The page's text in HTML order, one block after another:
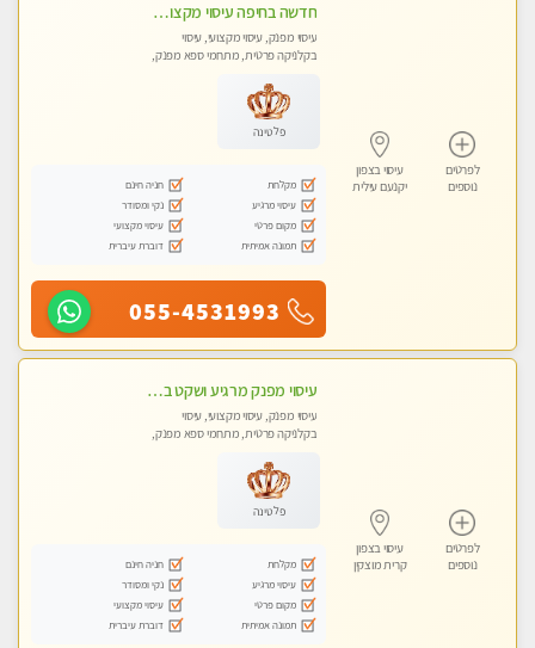
לפרטים
נוספים
עיסוי בצפון
יקנעם עילית
חדשה בחיפה עיסוי מקצועי מזמינה אותך למסאז' באווירה נעימה ומרגיע לנפש.+ אבנים חמות וכוסות רוח מומלץ מאוד
עיסוי מפנק, עיסוי מקצועי, עיסוי
בקלניקה פרטית, מתחמי ספא מפנק,
פלטינה
מקלחת
חניה חינם
עיסוי מרגיע
נקי ומסודר
מקום פרטי
עיסוי מקצועי
תמונה אמיתית
דוברת עיברית
055-4531993
לפרטים
נוספים
עיסוי בצפון
קרית מוצקין
עיסוי מפנק מרגיע ושקט במקום מדהים עיסוי מושקע מאוד -טל-04-8704141
עיסוי מפנק, עיסוי מקצועי, עיסוי
בקלניקה פרטית, מתחמי ספא מפנק,
פלטינה
מקלחת
חניה חינם
עיסוי מרגיע
נקי ומסודר
מקום פרטי
עיסוי מקצועי
תמונה אמיתית
דוברת עיברית